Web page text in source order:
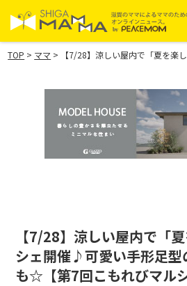
TOP > ママ > 【7/28】涼しい屋内で「夏を
【7/28】涼しい屋内で「
シェ開催♪可愛い手形足型
も☆【第7回こもれびマルシ